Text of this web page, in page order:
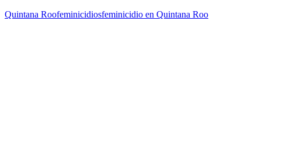
Quintana Roofeminicidiosfeminicidio en Quintana Roo